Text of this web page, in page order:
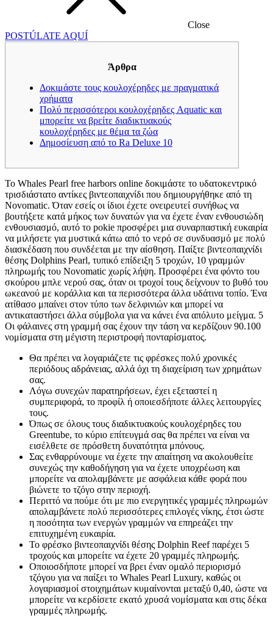
Close
POSTÚLATE AQUÍ
Άρθρα
Δοκιμάστε τους κουλοχέρηδες με πραγματικά
χρήματα
Πολύ περισσότεροι κουλοχέρηδες Aquatic και
μπορείτε να βρείτε διαδικτυακούς
κουλοχέρηδες με θέμα τα ζώα
Δημοσίευση από το Ra Deluxe 10
Το Whales Pearl free harbors online δοκιμάστε το υδατοκεντρικό
τρισδιάστατο αντίκες βιντεοπαιχνίδι που δημιουργήθηκε από τη
Novomatic. Όταν εσείς οι ίδιοι έχετε ονειρευτεί συνήθως να
βουτήξετε κατά μήκος των δυνατών για να έχετε έναν ενθουσιώδη
ενθουσιασμό, αυτό το pokie προσφέρει μια συναρπαστική ευκαιρία
να μιλήσετε για μυστικά κάτω από το νερό σε συνδυασμό με πολύ
διασκέδαση που συνδέεται με την αίσθηση. Παίξτε βιντεοπαιχνίδι
θέσης Dolphins Pearl, τυπικό επίδειξη 5 τροχών, 10 γραμμών
πληρωμής του Novomatic χωρίς λήψη. Προσφέρει ένα φόντο του
σκούρου μπλε νερού σας, όταν οι τροχοί τους δείχνουν το βυθό του
ωκεανού με κοράλλια και τα περισσότερα άλλα υδάτινα τοπίο. Ένα
ατίθασο μπαίνει στον τύπο των δελφινιών και μπορεί να
αντικαταστήσει άλλα σύμβολα για να κάνει ένα απόλυτο μείγμα. 5
Οι φάλαινες στη γραμμή σας έχουν την τάση να κερδίζουν 90.100
νομίσματα στη μέγιστη περιστροφή πονταρίσματος.
Θα πρέπει να λογαριάζετε τις φρέσκες πολύ χρονικές
περιόδους αδράνειας, αλλά όχι τη διαχείριση των χρημάτων
σας.
Λόγω συνεχών παρατηρήσεων, έχει εξεταστεί η
συμπεριφορά, το προφίλ ή οποιεσδήποτε άλλες λειτουργίες
τους.
Όπως σε όλους τους διαδικτυακούς κουλοχέρηδες του
Greentube, το κύριο επίτευγμά σας θα πρέπει να είναι να
εισέλθετε σε πρόσθετη δυνατότητα μπόνους.
Σας ενθαρρύνουμε να έχετε την απαίτηση να ακολουθείτε
συνεχώς την καθοδήγηση για να έχετε υποχρέωση και
μπορείτε να απολαμβάνετε με ασφάλεια κάθε φορά που
βιώνετε το τζόγο στην περιοχή.
Περιττό να πούμε ότι με πιο ενεργητικές γραμμές πληρωμών
απολαμβάνετε πολύ περισσότερες επιλογές νίκης, έτσι ώστε
η ποσότητα των ενεργών γραμμών να επηρεάζει την
επιτυχημένη ευκαιρία.
Το φρέσκο ​​βιντεοπαιχνίδι θέσης Dolphin Reef παρέχει 5
τροχούς και μπορείτε να έχετε 20 γραμμές πληρωμής.
Οποιοσδήποτε μπορεί να βρει έναν ομαλό περιορισμό
τζόγου για να παίξει το Whales Pearl Luxury, καθώς οι
λογαριασμοί στοιχημάτων κυμαίνονται μεταξύ 0,40, ώστε να
μπορείτε να κερδίσετε εκατό χρυσά νομίσματα και στις δέκα
γραμμές πληρωμής.